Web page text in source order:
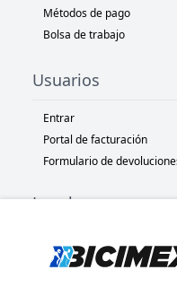
Métodos de pago
Bolsa de trabajo
Usuarios
Entrar
Portal de facturación
Formulario de
Legal
Políticas de privacidad